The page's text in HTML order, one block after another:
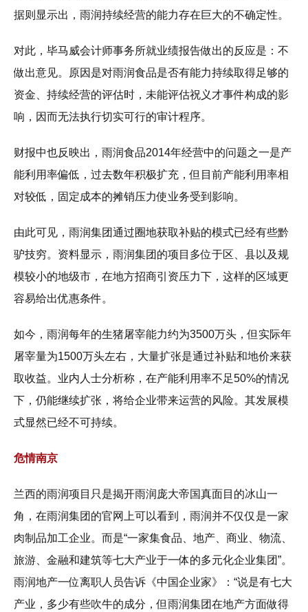
据则显示出，雨润持续经营的能力存在巨大的不确定性。
对此，毕马威会计师事务所就业绩报告做出的反应是：不
做出意见。原因是对雨润食品是否有能力持续取得足够的
资金、持续经营的评估时，未能评估祝义才事件构成的影
响，因而无法执行切实可行的审计程序。
财报中也反映出，雨润食品2014年经营中的问题之一是产
能利用率偏低，过去数年积极扩充，但目前产能利用率相
对较低，固定成本的摊销压力使业务受到影响。
由此可见，雨润集团通过圈地获取补贴的模式已经有些黔
驴技穷。资料显示，雨润集团的项目多位于区、县以及规
模较小的地级市，在地方招商引资压力下，这样的区域更
容易给出优惠条件。
如今，雨润每年的生猪屠宰能力约为3500万头，但实际年
屠宰量为1500万头左右，大量扩张是通过补贴和地价来获
取收益。业内人士分析称，在产能利用率不足50%的情况
下，仍能继续扩张，将给企业带来运营的风险。其发展模
式显然已经不可持续。
危情南京
兰西的雨润项目只是揭开雨润庞大帝国真面目的冰山一
角，在雨润集团的官网上可以看到，雨润并不仅仅是一家
肉制品加工企业。而是“一家集食品、地产、商业、物流、
旅游、金融和建筑等七大产业于一体的多元化企业集团”。
雨润地产一位离职人员告诉《中国企业家》：“说是有七大
产业，多少有些吹牛的成分，但雨润集团在地产方面做得